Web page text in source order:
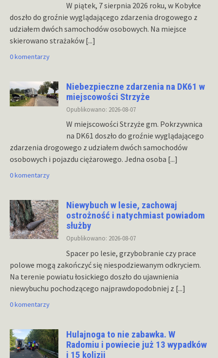
W piątek, 7 sierpnia 2026 roku, w Kobyłce
doszło do groźnie wyglądającego zdarzenia drogowego z
udziałem dwóch samochodów osobowych. Na miejsce
skierowano strażaków [...]
0 komentarzy
Niebezpieczne zdarzenia na DK61 w
miejscowości Strzyże
Opublikowano: 2026-08-07
W miejscowości Strzyże gm. Pokrzywnica
na DK61 doszło do groźnie wyglądającego
zdarzenia drogowego z udziałem dwóch samochodów
osobowych i pojazdu ciężarowego. Jedna osoba [...]
0 komentarzy
Niewybuch w lesie, zachowaj
ostrożność i natychmiast powiadom
służby
Opublikowano: 2026-08-07
Spacer po lesie, grzybobranie czy prace
polowe mogą zakończyć się niespodziewanym odkryciem.
Na terenie powiatu łosickiego doszło do ujawnienia
niewybuchu pochodzącego najprawdopodobniej z [...]
0 komentarzy
Hulajnoga to nie zabawka. W
Radomiu i powiecie już 13 wypadków
i 15 kolizji